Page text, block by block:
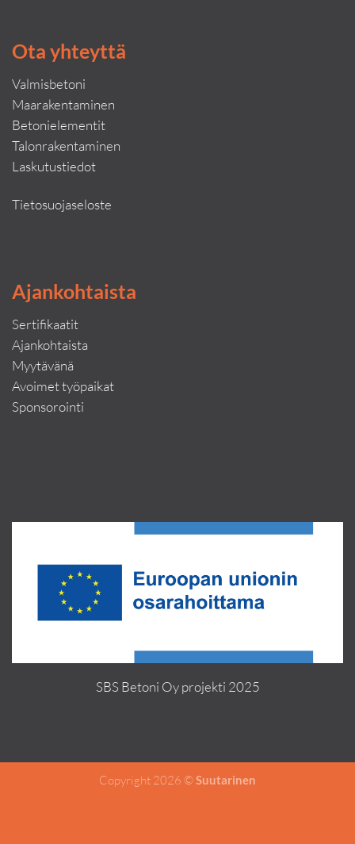
Ota yhteyttä
Valmisbetoni
Maarakentaminen
Betonielementit
Talonrakentaminen
Laskutustiedot
Tietosuojaseloste
Ajankohtaista
Sertifikaatit
Ajankohtaista
Myytävänä
Avoimet työpaikat
Sponsorointi
SBS Betoni Oy projekti 2025
Copyright 2026 ©Suutarinen